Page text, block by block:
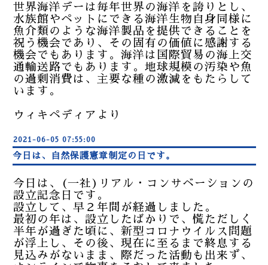
世界海洋デーは毎年世界の海洋を誇りとし、
水族館やペットにできる海洋生物自身同様に
魚介類のような海洋製品を提供できることを
祝う機会であり、その固有の価値に感謝する
機会でもあります。海洋は国際貿易の海上交
通輸送路でもあります。地球規模の汚染や魚
の過剰消費は、主要な種の激減をもたらして
います。
ウィキペディアより
2021-06-05 07:55:00
今日は、自然保護憲章制定の日です。
今日は、(一社)リアル・コンサベーションの
設立記念日です。
設立して、早２年間が経過しました。
最初の年は、設立したばかりで、慌ただしく
半年が過ぎた頃に、新型コロナウイルス問題
が浮上し、その後、現在に至るまで終息する
見込みがないまま、際だった活動も出来ず、